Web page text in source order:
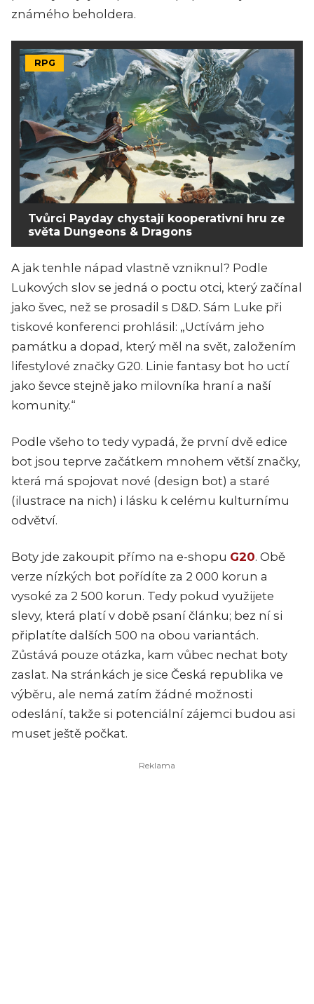
známého beholdera.
RPG
Tvůrci Payday chystají kooperativní hru ze
světa Dungeons & Dragons
A jak tenhle nápad vlastně vzniknul? Podle
Lukových slov se jedná o poctu otci, který začínal
jako švec, než se prosadil s D&D. Sám Luke při
tiskové konferenci prohlásil: „Uctívám jeho
památku a dopad, který měl na svět, založením
lifestylové značky G20. Linie fantasy bot ho uctí
jako ševce stejně jako milovníka hraní a naší
komunity.“
Podle všeho to tedy vypadá, že první dvě edice
bot jsou teprve začátkem mnohem větší značky,
která má spojovat nové (design bot) a staré
(ilustrace na nich) i lásku k celému kulturnímu
odvětví.
Boty jde zakoupit přímo na e-shopu G20. Obě
verze nízkých bot pořídíte za 2 000 korun a
vysoké za 2 500 korun. Tedy pokud využijete
slevy, která platí v době psaní článku; bez ní si
připlatíte dalších 500 na obou variantách.
Zůstává pouze otázka, kam vůbec nechat boty
zaslat. Na stránkách je sice Česká republika ve
výběru, ale nemá zatím žádné možnosti
odeslání, takže si potenciální zájemci budou asi
muset ještě počkat.